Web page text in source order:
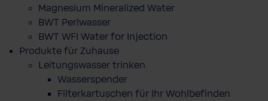
Magnesium Mineralized Water
BWT Perlwasser
BWT WFI Water for Injection
Produkte für Zuhause
Leitungswasser trinken
Wasserspender
Filterkartuschen für Ihr Wohlbefinden